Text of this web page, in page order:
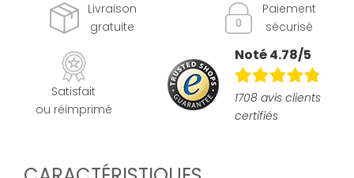
Livraison
gratuite
Paiement
sécurisé
Satisfait
ou réimprimé
Noté 4.78/5
1708 avis clients
certifiés